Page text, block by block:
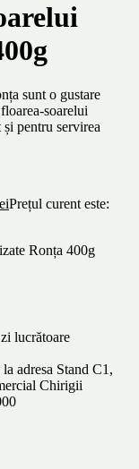
sunt o gustare
soarelui
pentru servirea
Prețul curent este:
Ronța 400g
lucrătoare
adresa Stand C1,
Chirigii